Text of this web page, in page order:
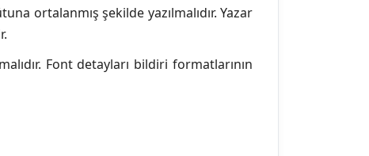
ortalanmış şekilde yazılmalıdır. Yazar
Font detayları bildiri formatlarının